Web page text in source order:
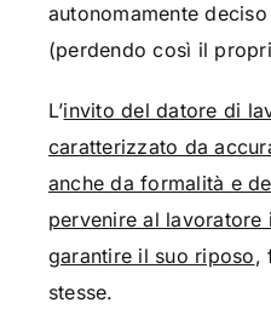
autonomamente
(perdendo così il
L’invito del datore di
caratterizzato da
anche da formalità e
pervenire al lavoratore
garantire il suo riposo,
stesse.